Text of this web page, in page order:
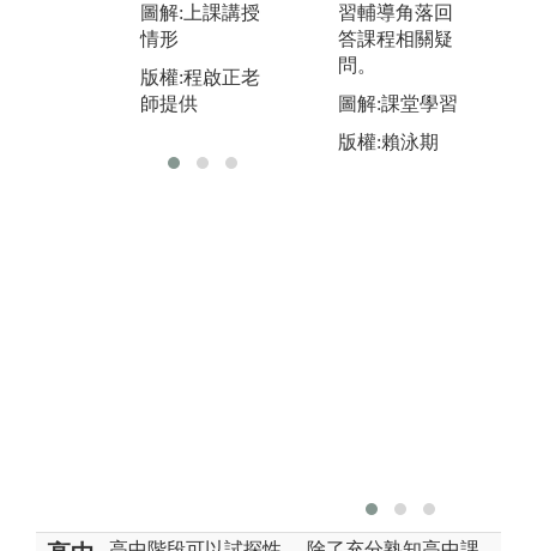
圖解:上課講授
情形
版權:程啟正老
師提供
圖解:實驗操作
情形
版權:機電系系
辦拍攝
習輔導角落回
答課程相關疑
問。
圖解:課堂學習
版權:賴泳期